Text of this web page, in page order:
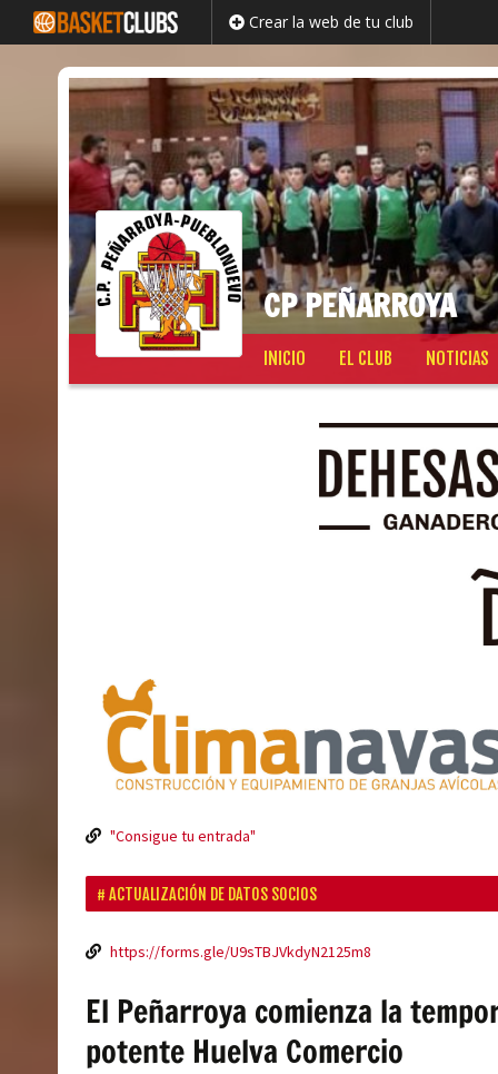
Crear la web de tu club
CP PEÑARROYA
INICIO EL CLUB NOTICIAS
"Consigue tu entrada"
ACTUALIZACIÓN DE DATOS SOCIOS
https://forms.gle/U9sTBJVkdyN2125m8
El Peñarroya comienza la
potente Huelva Comercio